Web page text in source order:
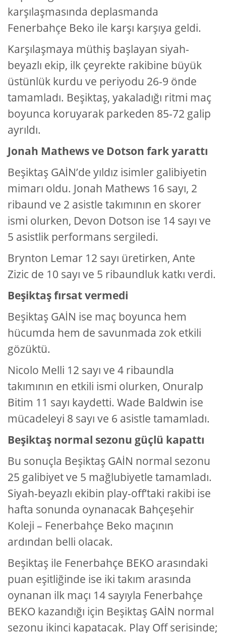
karşılaşmasında deplasmanda
Fenerbahçe Beko ile karşı karşıya geldi.
Karşılaşmaya müthiş başlayan siyah-
beyazlı ekip, ilk çeyrekte rakibine büyük
üstünlük kurdu ve periyodu 26-9 önde
tamamladı. Beşiktaş, yakaladığı ritmi maç
boyunca koruyarak parkeden 85-72 galip
ayrıldı.
Jonah Mathews ve Dotson fark yarattı
Beşiktaş GAİN’de yıldız isimler galibiyetin
mimarı oldu. Jonah Mathews 16 sayı, 2
ribaund ve 2 asistle takımının en skorer
ismi olurken, Devon Dotson ise 14 sayı ve
5 asistlik performans sergiledi.
Brynton Lemar 12 sayı üretirken, Ante
Zizic de 10 sayı ve 5 ribaundluk katkı verdi.
Beşiktaş fırsat vermedi
Beşiktaş GAİN ise maç boyunca hem
hücumda hem de savunmada zok etkili
gözüktü.
Nicolo Melli 12 sayı ve 4 ribaundla
takımının en etkili ismi olurken, Onuralp
Bitim 11 sayı kaydetti. Wade Baldwin ise
mücadeleyi 8 sayı ve 6 asistle tamamladı.
Beşiktaş normal sezonu güçlü kapattı
Bu sonuçla Beşiktaş GAİN normal sezonu
25 galibiyet ve 5 mağlubiyetle tamamladı.
Siyah-beyazlı ekibin play-off’taki rakibi ise
hafta sonunda oynanacak Bahçeşehir
Koleji – Fenerbahçe Beko maçının
ardından belli olacak.
Beşiktaş ile Fenerbahçe BEKO arasındaki
puan eşitliğinde ise iki takım arasında
oynanan ilk maçı 14 sayıyla Fenerbahçe
BEKO kazandığı için Beşiktaş GAİN normal
sezonu ikinci kapatacak. Play Off serisinde;